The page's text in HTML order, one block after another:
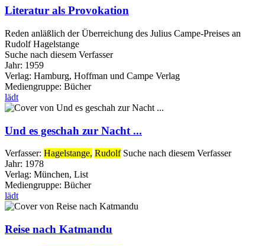
Literatur als Provokation
Reden anläßlich der Überreichung des Julius Campe-Preises an
Rudolf Hagelstange
Suche nach diesem Verfasser
Jahr: 1959
Verlag: Hamburg, Hoffman und Campe Verlag
Mediengruppe: Bücher
lädt
Und es geschah zur Nacht ...
Verfasser: Hagelstange, Rudolf Suche nach diesem Verfasser
Jahr: 1978
Verlag: München, List
Mediengruppe: Bücher
lädt
Reise nach Katmandu